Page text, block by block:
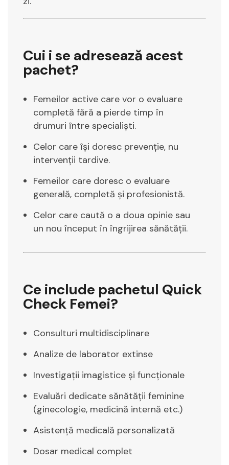
Cui i se adresează acest
pachet?
Femeilor active care vor o evaluare
completă fără a pierde timp în
drumuri între specialiști.
Celor care își doresc prevenție, nu
intervenții tardive.
Femeilor care doresc o evaluare
generală, completă și profesionistă.
Celor care caută o a doua opinie sau
un nou început în îngrijirea sănătății.
Ce include pachetul Quick
Check Femei?
Consulturi multidisciplinare
Analize de laborator extinse
Investigații imagistice și funcționale
Evaluări dedicate sănătății feminine
(ginecologie, medicină internă etc.)
Asistență medicală personalizată
Dosar medical complet